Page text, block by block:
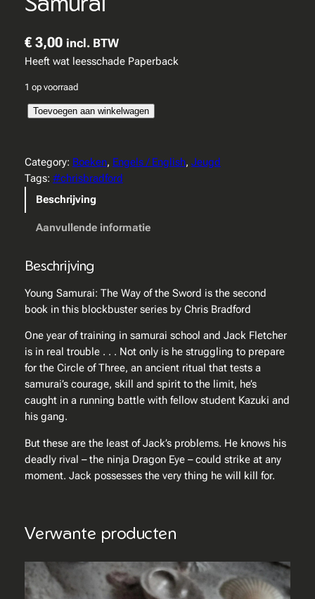
€3,00 incl. BTW
Heeft wat leesschade Paperback
1 op voorraad
i
s
o
r
d
T
h
e
w
a
y
w
r
d
Toevoegen aan winkelwagen
Category: Boeken, Engels / English, Jeugd
Tags: #chrisbradford
Beschrijving
Aanvullende informatie
Beschrijving
Young Samurai: The Way of the Sword is the second
book in this blockbuster series by Chris Bradford
One year of training in samurai school and Jack Fletcher
is in real trouble . . . Not only is he struggling to prepare
for the Circle of Three, an ancient ritual that tests a
samurai’s courage, skill and spirit to the limit, he’s
caught in a running battle with fellow student Kazuki and
his gang.
But these are the least of Jack’s problems. He knows his
deadly rival – the ninja Dragon Eye – could strike at any
moment. Jack possesses the very thing he will kill for.
Verwante producten